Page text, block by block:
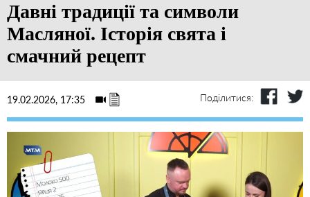
Давні традиції та символи
Масляної. Історія свята і
смачний рецепт
19.02.2026, 17:35 Поділитися: